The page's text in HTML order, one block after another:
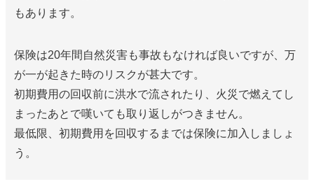
もあります。
保険は20年間自然災害も事故もなければ良いですが、万
が一が起きた時のリスクが甚大です。
初期費用の回収前に洪水で流されたり、火災で燃えてし
まったあとで嘆いても取り返しがつきません。
最低限、初期費用を回収するまでは保険に加入しましょ
う。